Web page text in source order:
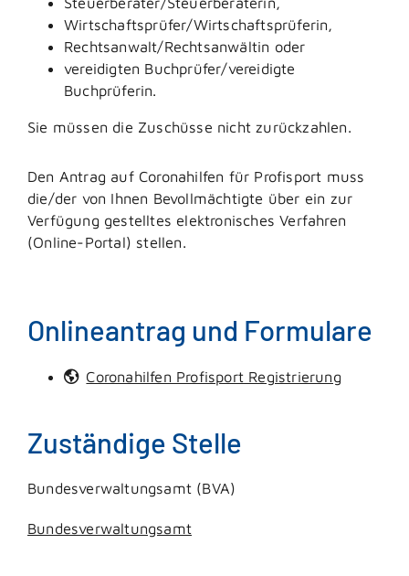
Wirtschaftsprüfer/Wirtschaftsprüferin,
Rechtsanwalt/Rechtsanwältin oder
vereidigten Buchprüfer/vereidigte
Buchprüferin.
Sie müssen die Zuschüsse nicht zurückzahlen.
Den Antrag auf Coronahilfen für Profisport muss
die/der von Ihnen Bevollmächtigte über ein zur
Verfügung gestelltes elektronisches Verfahren
(Online-Portal) stellen.
Onlineantrag und Formulare
Coronahilfen Profisport Registrierung
Zuständige Stelle
Bundesverwaltungsamt (BVA)
Bundesverwaltungsamt